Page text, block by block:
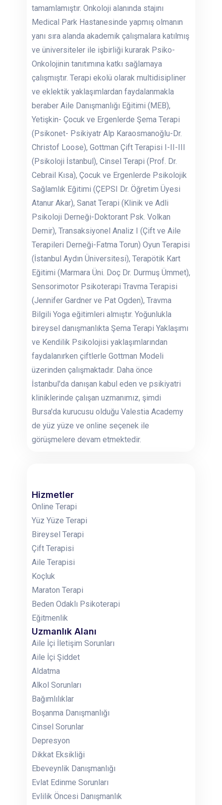
tamamlamıştır. Onkoloji alanında stajını
Medical Park Hastanesinde yapmış olmanın
yanı sıra alanda akademik çalışmalara katılmış
ve üniversiteler ile işbirliği kurarak Psiko-
Onkolojinin tanıtımına katkı sağlamaya
çalışmıştır. Terapi ekolü olarak multidisipliner
ve eklektik yaklaşımlardan faydalanmakla
beraber Aile Danışmanlığı Eğitimi (MEB),
Yetişkin- Çocuk ve Ergenlerde Şema Terapi
(Psikonet- Psikiyatr Alp Karaosmanoğlu-Dr.
Christof Loose), Gottman Çift Terapisi I-II-III
(Psikoloji İstanbul), Cinsel Terapi (Prof. Dr.
Cebrail Kısa), Çocuk ve Ergenlerde Psikolojik
Sağlamlık Eğitimi (ÇEPSI Dr. Öğretim Üyesi
Atanur Akar), Sanat Terapi (Klinik ve Adli
Psikoloji Derneği-Doktorant Psk. Volkan
Demir), Transaksiyonel Analiz I (Çift ve Aile
Terapileri Derneği-Fatma Torun) Oyun Terapisi
(İstanbul Aydın Üniversitesi), Terapötik Kart
Eğitimi (Marmara Üni. Doç Dr. Durmuş Ümmet),
Sensorimotor Psikoterapi Travma Terapisi
(Jennifer Gardner ve Pat Ogden), Travma
Bilgili Yoga eğitimleri almıştır. Yoğunlukla
bireysel danışmanlıkta Şema Terapi Yaklaşımı
ve Kendilik Psikolojisi yaklaşımlarından
faydalanırken çiftlerle Gottman Modeli
üzerinden çalışmaktadır. Daha önce
İstanbul'da danışan kabul eden ve psikiyatri
kliniklerinde çalışan uzmanımız, şimdi
Bursa'da kurucusu olduğu Valestia Academy
de yüz yüze ve online seçenek ile
görüşmelere devam etmektedir.
Hizmetler
Online Terapi
Yüz Yüze Terapi
Bireysel Terapi
Çift Terapisi
Aile Terapisi
Koçluk
Maraton Terapi
Beden Odaklı Psikoterapi
Eğitmenlik
Uzmanlık Alanı
Aile İçi İletişim Sorunları
Aile İçi Şiddet
Aldatma
Alkol Sorunları
Bağımlılıklar
Boşanma Danışmanlığı
Cinsel Sorunlar
Depresyon
Dikkat Eksikliği
Ebeveynlik Danışmanlığı
Evlat Edinme Sorunları
Evlilik Öncesi Danışmanlık